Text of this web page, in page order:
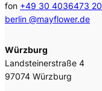
fon +49 30 4036473 20
berlin @mayflower.de
Würzburg
Landsteinerstraße 4
97074 Würzburg